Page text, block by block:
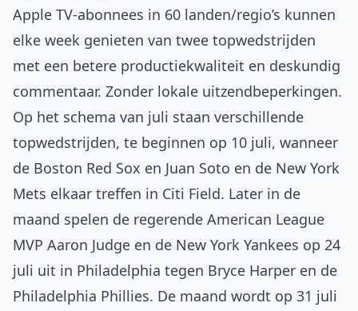
Apple TV-abonnees in 60 landen/regio’s kunnen
elke week genieten van twee topwedstrijden
met een betere productiekwaliteit en deskundig
commentaar. Zonder lokale uitzendbeperkingen.
Op het schema van juli staan verschillende
topwedstrijden, te beginnen op 10 juli, wanneer
de Boston Red Sox en Juan Soto en de New York
Mets elkaar treffen in Citi Field. Later in de
maand spelen de regerende American League
MVP Aaron Judge en de New York Yankees op 24
juli uit in Philadelphia tegen Bryce Harper en de
Philadelphia Phillies. De maand wordt op 31 juli